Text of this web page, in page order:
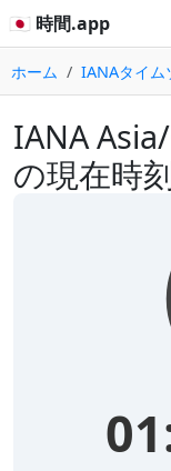
🇯🇵 時間.app
ホーム IANAタイム
IANA
の現在時